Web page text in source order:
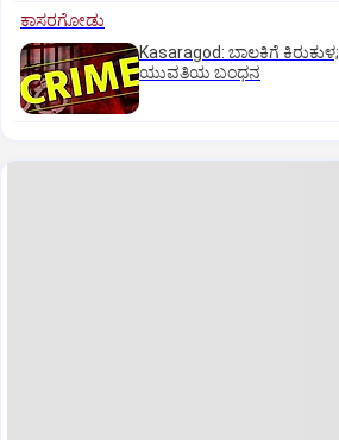
ಕಾಸರಗೋಡು
Kasaragod: ಬಾಲಕಿಗೆ ಕಿರುಕುಳ;
ಯುವತಿಯ ಬಂಧನ